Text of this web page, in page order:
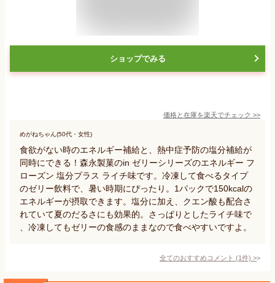
ショップでみる
価格と在庫を楽天でチェック >>
めがねちゃん(50代・女性)
食欲がない時のエネルギー補給と、熱中症予防の塩分補給が
同時にできる！森永製菓のin ゼリーシリーズのエネルギー フ
ローズン 塩分プラス ライチ味です。冷凍して食べるタイプ
のゼリー飲料で、暑い時期にぴったり。1パックで150kcalの
エネルギーが摂取できます。塩分に加え、クエン酸も配合さ
れていて夏のだるさにも効果的。さっぱりとしたライチ味で
、冷凍してもゼリーの食感のままなので食べやすいですよ。
全てのおすすめコメント (1件) >